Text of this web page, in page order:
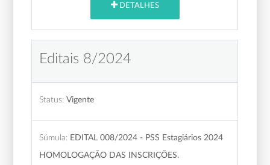
DETALHES
Editais 8/2024
Status: Vigente
Súmula: EDITAL 008/2024 - PSS Estagiários 2024
HOMOLOGAÇÃO DAS INSCRIÇÕES.